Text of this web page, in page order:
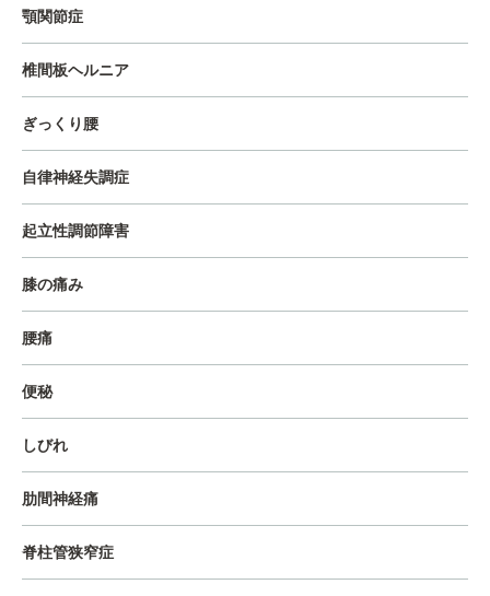
顎関節症
椎間板ヘルニア
ぎっくり腰
自律神経失調症
起立性調節障害
膝の痛み
腰痛
便秘
しびれ
肋間神経痛
脊柱管狭窄症